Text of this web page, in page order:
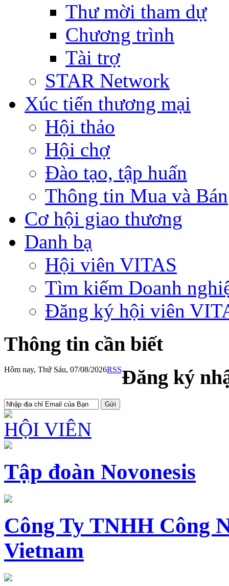
Thư mời tham dự
Chương trình
Tài trợ
STAR Network
Xúc tiến thương mại
Hội thảo
Hội chợ
Đào tạo, tập huấn
Thông tin Mua và Bán
Cơ hội giao thương
Danh bạ
Hội viên VITAS
Tìm kiếm Doanh
Đăng ký hội viên
Thông tin cần biết
Hôm nay, Thứ Sáu, 07/08/2026RSSĐăng ký
HỘI VIÊN
Tập đoàn Novonesis
Công Ty TNHH Công
Vietnam